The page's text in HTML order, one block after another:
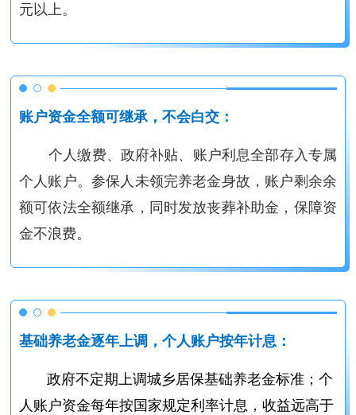
元以上。
账户资金全额可继承，不会白交：
个人缴费、政府补贴、账户利息全部存入专属
个人账户。参保人未领完养老金身故，账户剩余余
额可依法全额继承，同时发放丧葬补助金 ，保障资
金不浪费。
基础养老金逐年上调，个人账户按年计息：
政府不定期上调城乡居保基础养老金标准；个
人账户资金每年按国家规定利率计息，收益远高于